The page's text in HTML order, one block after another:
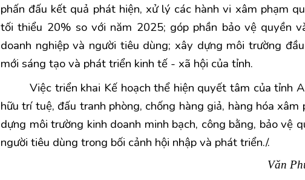
phấn đấu kết quả phát hiện, xử lý các hành vi xâm phạm
tối thiểu 20% so với năm 2025; góp phần bảo vệ quyền
doanh nghiệp và người tiêu dùng; xây dựng môi trường
mới sáng tạo và phát triển kinh tế - xã hội của tỉnh.
Việc triển khai Kế hoạch thể hiện quyết tâm của tỉnh
hữu trí tuệ, đấu tranh phòng, chống hàng giả, hàng hóa
dựng môi trường kinh doanh minh bạch, công bằng, bảo vệ
người tiêu dùng trong bối cảnh hội nhập và phát triển./.
Văn